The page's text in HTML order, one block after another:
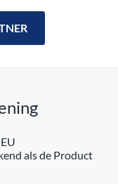
als de Product